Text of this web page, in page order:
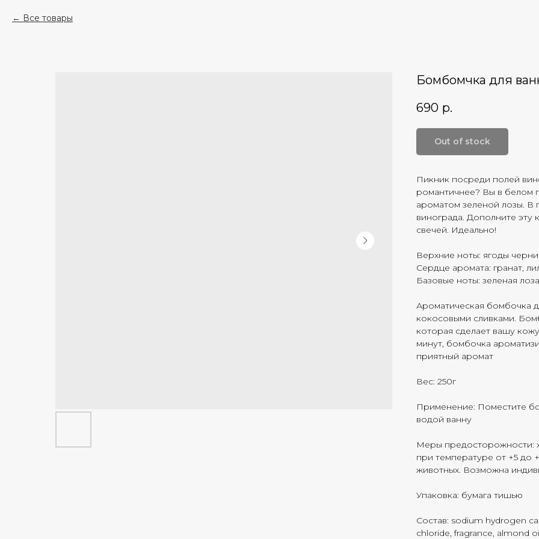
Все товары
Бомбомчка для
690 р.
Out of stock
Пикник посреди полей
романтичнее? Вы в белом
ароматом зеленой лозы. В
винограда. Дополните эту
свечей. Идеально!
Верхние ноты: ягоды
Сердце аромата: гранат,
Базовые ноты: зеленая
Ароматическая бомбочка
кокосовыми сливками.
которая сделает вашу
минут, бомбочка
приятный аромат
Вес: 250г
Применение: Поместите
водой ванну
Меры предосторожности:
при температуре от +5 до
животных. Возможна
Упаковка: бумага тишью
Состав: sodium hydrogen
chloride, fragrance, almond